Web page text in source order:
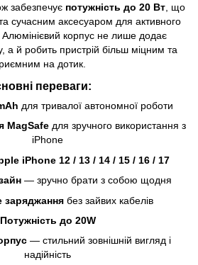
забезпечує потужність до 20 Вт, що
сучасним аксесуаром для активного
Алюмінієвий корпус не лише додає
а й робить пристрій більш міцним та
на дотик.
переваги:
для тривалої автономної роботи
MagSafe для зручного використання з
iPhone
iPhone 12 / 13 / 14 / 15 / 16 / 17
— зручно брати з собою щодня
заряджання без зайвих кабелів
Потужність до 20W
— стильний зовнішній вигляд і
надійність